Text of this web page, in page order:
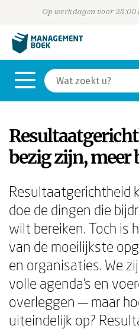
Op werkdagen voor
bezig zijn, meer
Resultaatgerichtheid
doe de dingen die
wilt bereiken. Toch is
van de moeilijkste
en organisaties. We
volle agenda's en
overleggen — maar
uiteindelijk op?